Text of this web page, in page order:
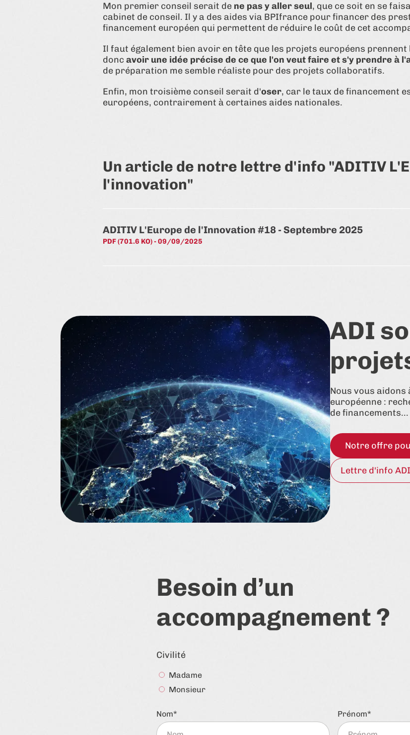
Mon premier conseil serait de ne pas y aller seul, que ce soit en se
cabinet de conseil. Il y a des aides via BPIfrance pour financer des
financement européen qui permettent de réduire le coût de cet
Il faut également bien avoir en tête que les projets européens
donc avoir une idée précise de ce que l'on veut faire et s'y prendre à
de préparation me semble réaliste pour des projets collaboratifs.
Enfin, mon troisième conseil serait d'oser, car le taux de financement
européens, contrairement à certaines aides nationales.
Un article de notre lettre d'info "ADITIV
l'innovation"
ADITIV L'Europe de l'Innovation #18 - Septembre 2025
PDF (701.6 KO) - 09/09/2025
ADI
Nous vous
européenne :
de financements...
Notre offre
Lettre d'info
Besoin d’un
accompagnement ?
Civilité
Madame
Monsieur
Nom Prénom